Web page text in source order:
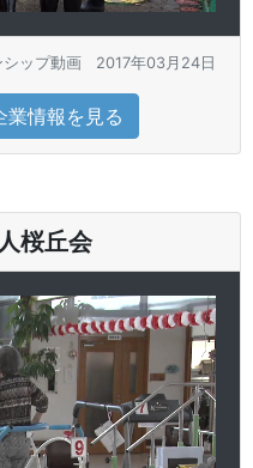
ップ動画 2017年03月24日
業情報を見る
桜丘会